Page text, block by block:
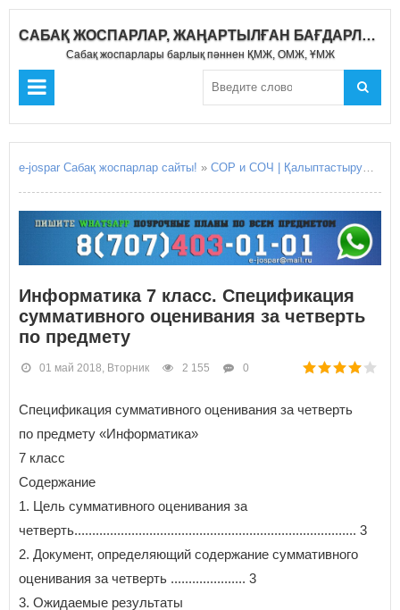
САБАҚ ЖОСПАРЛАР, ЖАҢАРТЫЛҒАН БАҒДАРЛАМА 2019-2020
Сабақ жоспарлары барлық пәннен ҚМЖ, ОМЖ, ҰМЖ
e-jospar Сабақ жоспарлар сайты! » СОР и СОЧ | Қалыптастырушы бағалау Жиынтық бағалау
Информатика 7 класс. Спецификация
суммативного оценивания за четверть
по предмету
01 май 2018, Вторник 2 155 0
Спецификация суммативного оценивания за четверть
по предмету «Информатика»
7 класс
Содержание
1. Цель суммативного оценивания за
четверть............................................................................... 3
2. Документ, определяющий содержание суммативного
оценивания за четверть ..................... 3
3. Ожидаемые результаты